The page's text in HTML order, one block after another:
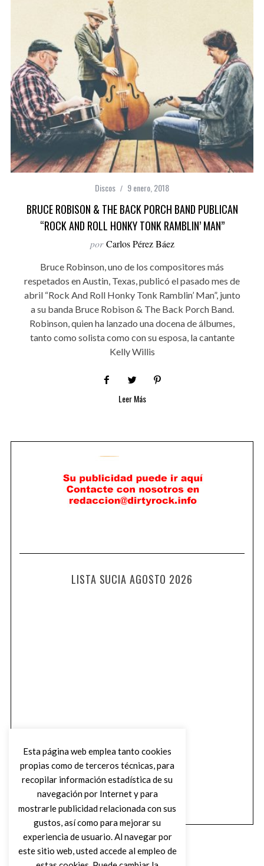
Discos 9 enero, 2018
BRUCE ROBISON & THE BACK PORCH BAND PUBLICAN
“ROCK AND ROLL HONKY TONK RAMBLIN’ MAN”
por Carlos Pérez Báez
Bruce Robinson, uno de los compositores más
respetados en Austin, Texas, publicó el pasado mes de
abril “Rock And Roll Honky Tonk Ramblin’ Man”, junto
a su banda Bruce Robison & The Back Porch Band.
Robinson, quien ha lanzado una docena de álbumes,
tanto como solista como con su esposa, la cantante
Kelly Willis
Leer Más
LISTA SUCIA AGOSTO 2026
Esta página web emplea tanto cookies
propias como de terceros técnicas, para
recopilar información estadística de su
navegación por Internet y para
mostrarle publicidad relacionada con sus
gustos, así como para mejorar su
experiencia de usuario. Al navegar por
este sitio web, usted accede al empleo de